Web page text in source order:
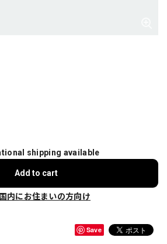
shipping available
Add to cart
内にお住まいの方向け
Save